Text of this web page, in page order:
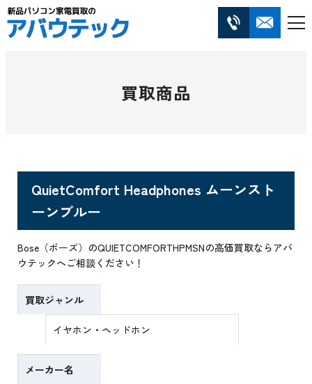
買取商品
QuietComfort Headphones ムーンスト
ーンブルー
Bose（ボーズ）のQUIETCOMFORTHPMSNの高価買取ならアバ
ウテックへご相談ください！
買取ジャンル
イヤホン・ヘッドホン
メーカー名